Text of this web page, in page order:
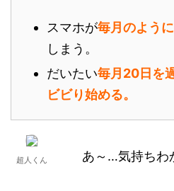
スマホが毎月のよう
しまう。
だいたい毎月20日を
ビビり始める。
超人くん あ～…気持ちわ